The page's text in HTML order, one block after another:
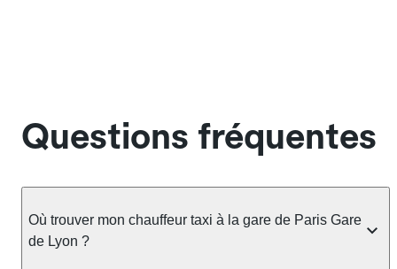
Questions fréquentes
Où trouver mon chauffeur taxi à la gare de Paris Gare
de Lyon ?